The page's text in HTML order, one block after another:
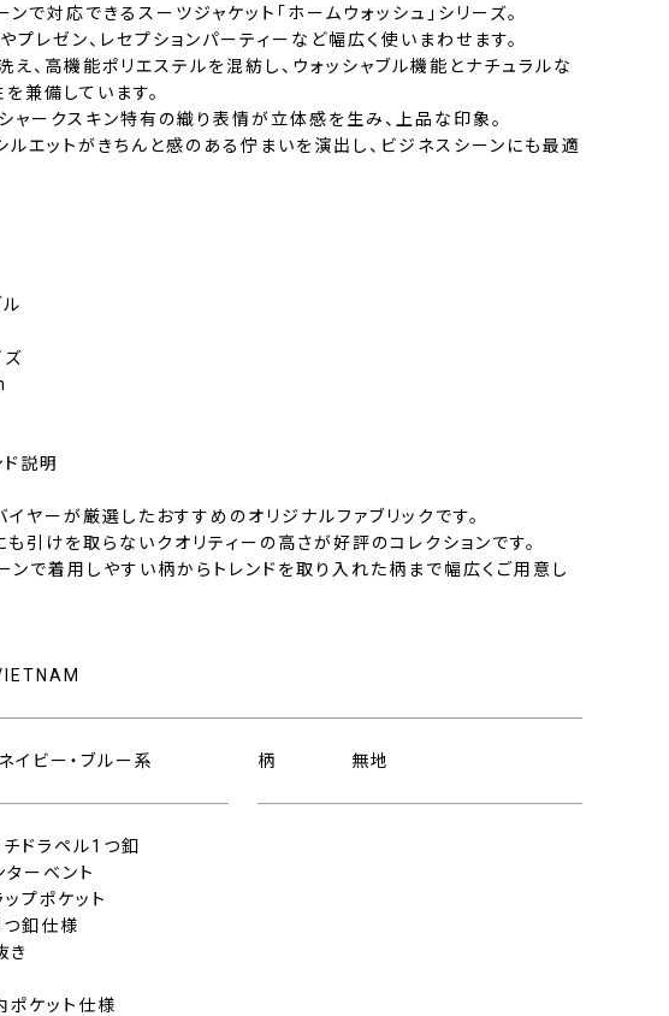
ンで対応できるスーツジャケット「ホームウォッシュ」シリーズ。
プレゼン、レセプションパーティーなど幅広く使いまわせます。
え、高機能ポリエステルを混紡し、ウォッシャブル機能とナチュラルな
兼備しています。
ャークスキン特有の織り表情が立体感を生み、上品な印象。
ルエットがきちんと感のある佇まいを演出し、ビジネスシーンにも最適
ル
ズ
説明
イヤーが厳選したおすすめのオリジナルファブリックです。
も引けを取らないクオリティーの高さが好評のコレクションです。
ンで着用しやすい柄からトレンドを取り入れた柄まで幅広くご用意し
ネイビー・ブルー系 柄 無地
チドラペル1つ釦
ターベント
ップポケット
釦仕様
き
ケット仕様